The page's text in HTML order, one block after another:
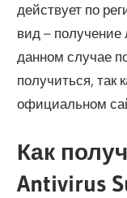
действует по
вид – получение
данном случае
получиться, так
официальном
Как
Antivirus